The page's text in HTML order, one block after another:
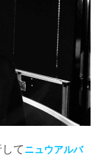
てニュウアルバ